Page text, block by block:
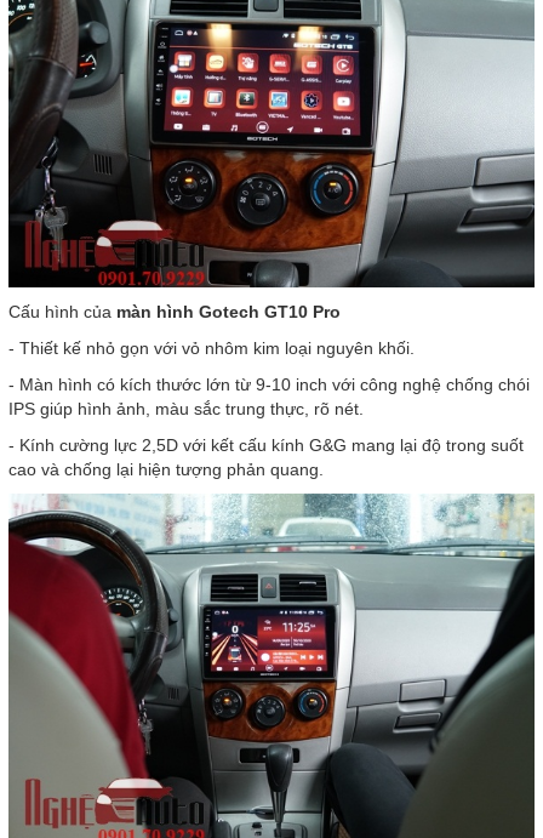
Cấu hình của màn hình Gotech GT10 Pro
- Thiết kế nhỏ gọn với vỏ nhôm kim loại nguyên khối.
- Màn hình có kích thước lớn từ 9-10 inch với công nghệ chống chói
IPS giúp hình ảnh, màu sắc trung thực, rõ nét.
- Kính cường lực 2,5D với kết cấu kính G&G mang lại độ trong suốt
cao và chống lại hiện tượng phản quang.